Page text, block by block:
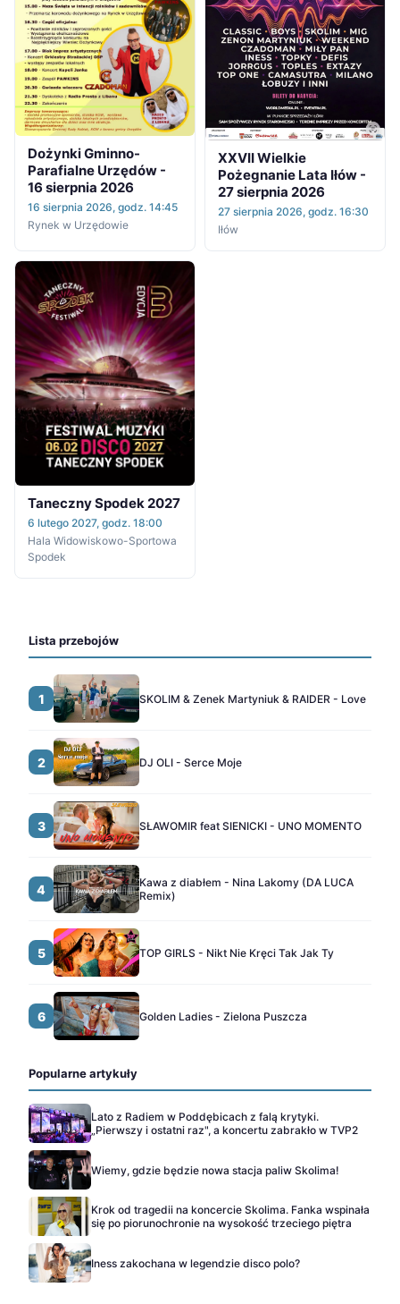
Dożynki Gminno-
Parafialne Urzędów -
16 sierpnia 2026
16 sierpnia 2026, godz. 14:45
Rynek w Urzędowie
XXVII Wielkie
Pożegnanie Lata Iłów -
27 sierpnia 2026
27 sierpnia 2026, godz. 16:30
Iłów
Taneczny Spodek 2027
6 lutego 2027, godz. 18:00
Hala Widowiskowo-Sportowa
Spodek
Lista przebojów
1 SKOLIM & Zenek Martyniuk & RAIDER - Love
2 DJ OLI - Serce Moje
3 SŁAWOMIR feat SIENICKI - UNO MOMENTO
4
Kawa z diabłem - Nina Lakomy (DA LUCA
Remix)
5 TOP GIRLS - Nikt Nie Kręci Tak Jak Ty
6 Golden Ladies - Zielona Puszcza
Popularne artykuły
Lato z Radiem w Poddębicach z falą krytyki.
„Pierwszy i ostatni raz", a koncertu zabrakło w TVP2
Wiemy, gdzie będzie nowa stacja paliw Skolima!
Krok od tragedii na koncercie Skolima. Fanka wspinała
się po piorunochronie na wysokość trzeciego piętra
Iness zakochana w legendzie disco polo?